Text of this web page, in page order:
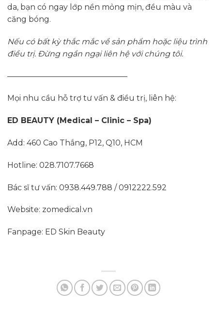
da, bạn có ngay lớp nền mỏng mịn, đều màu và
căng bóng.
Nếu có bất kỳ thắc mắc về sản phẩm hoặc liệu trình
điều trị. Đừng ngần ngại liên hệ với chúng tôi.
———————————————–
Mọi nhu cầu hỗ trợ tư vấn & điều trị, liên hệ:
ED BEAUTY (Medical – Clinic – Spa)
Add: 460 Cao Thắng, P12, Q10, HCM
Hotline: 028.7107.7668
Bác sĩ tư vấn: 0938.449.788 / 0912222.592
Website: zomedical.vn
Fanpage: ED Skin Beauty